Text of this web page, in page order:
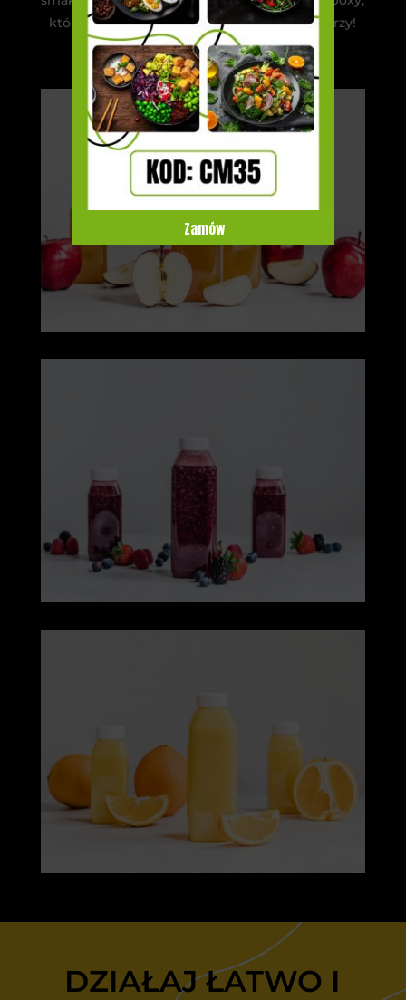
które codziennie wywołują uśmiech na twarzy!
DZIAŁAJ ŁATWO I
Zamów